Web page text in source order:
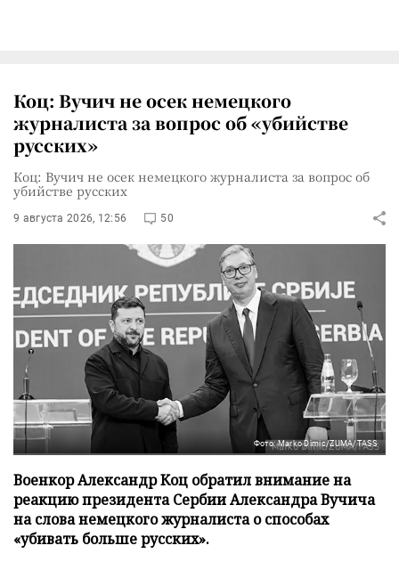
Коц: Вучич не осек немецкого
журналиста за вопрос об «убийстве
русских»
Коц: Вучич не осек немецкого журналиста за вопрос об
убийстве русских
9 августа 2026, 12:56 50
Фото: Marko Dimic/ZUMA/TASS
Военкор Александр Коц обратил внимание на
реакцию президента Сербии Александра Вучича
на слова немецкого журналиста о способах
«убивать больше русских».